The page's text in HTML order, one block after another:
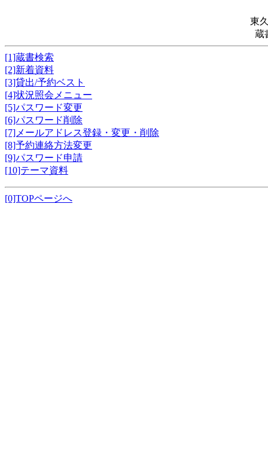
東
蔵
[1]蔵書検索
[2]新着資料
[3]貸出/予約ベスト
[4]状況照会メニュー
[5]パスワード変更
[6]パスワード削除
[7]メールアドレス登録・変更・削除
[8]予約連絡方法変更
[9]パスワード申請
[10]テーマ資料
[0]TOPページへ